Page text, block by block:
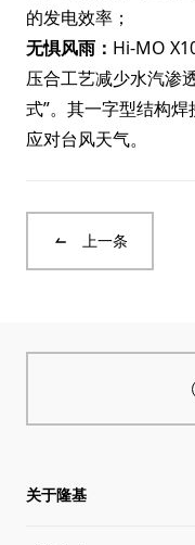
的发电效率；
无惧风雨： Hi-MO
压合工艺减少水汽渗
式”。其一字型结构
应对台风天气。
上一条
关于隆基